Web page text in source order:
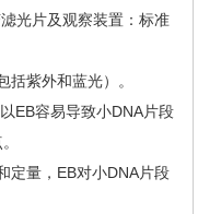
光片及观察装置：标准
紫外和蓝光）。
EB容易导致小DNA片段
定量，EB对小DNA片段